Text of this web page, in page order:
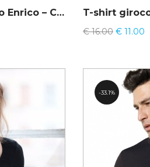
T-shirt girocollo uomo Enrico – Coveri ET1100
€16.00 €11.00
33.1%